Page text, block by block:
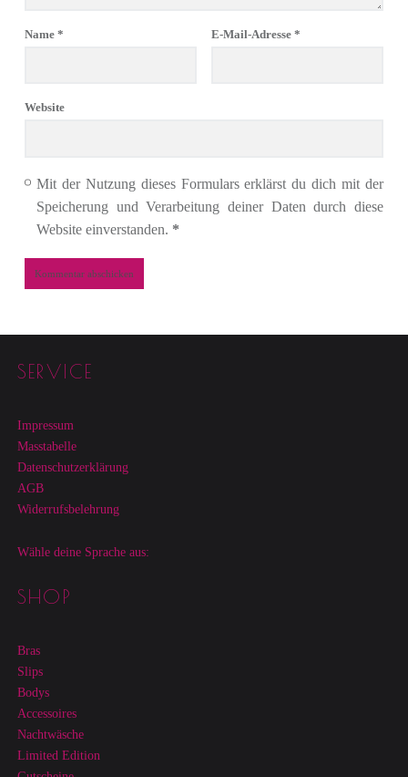
Name * E-Mail-Adresse *
Website
Mit der Nutzung dieses Formulars erklärst du dich mit der
Speicherung und Verarbeitung deiner Daten durch diese
Website einverstanden. *
Footer sidebar
SERVICE
Impressum
Masstabelle
Datenschutzerklärung
AGB
Widerrufsbelehrung
Wähle deine Sprache aus:
SHOP
Bras
Slips
Bodys
Accessoires
Nachtwäsche
Limited Edition